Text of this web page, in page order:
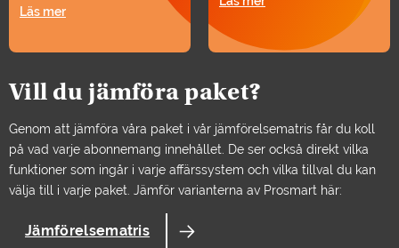
Läs mer
Vill du jämföra paket?
Genom att jämföra våra paket i vår jämförelsematris får du koll
på vad varje abonnemang innehållet. De ser också direkt vilka
funktioner som ingår i varje affärssystem och vilka tillval du kan
välja till i varje paket. Jämför varianterna av Prosmart här:
Jämförelsematris